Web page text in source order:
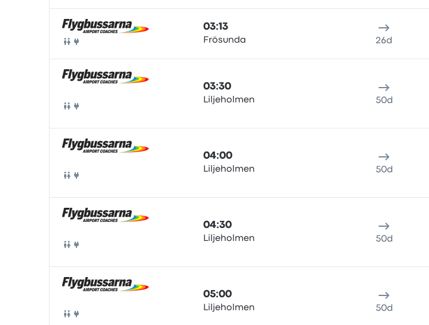
Otobüs
03:13
Frösunda 26d
Otobüs
03:30
Liljeholmen 50d
Otobüs
04:00
Liljeholmen 50d
Otobüs
04:30
Liljeholmen 50d
Otobüs
05:00
Liljeholmen 50d